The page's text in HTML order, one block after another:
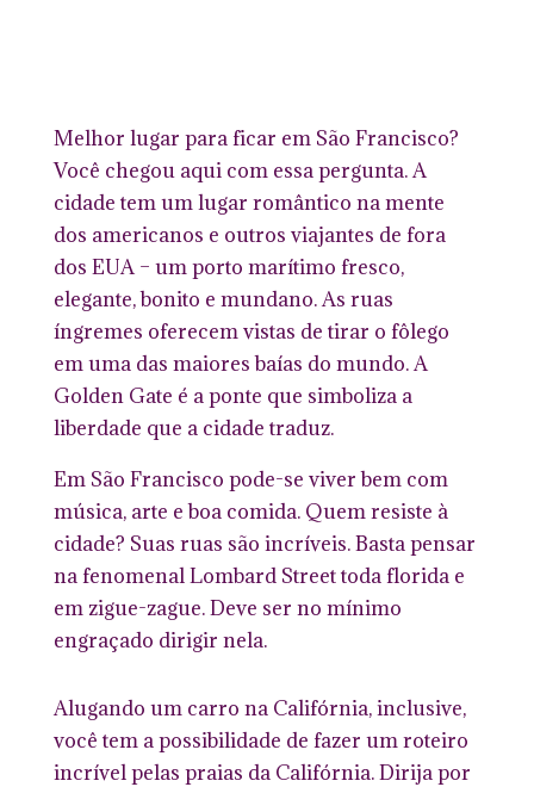
Melhor lugar para ficar em São Francisco?
Você chegou aqui com essa pergunta. A
cidade tem um lugar romântico na mente
dos americanos e outros viajantes de fora
dos EUA – um porto marítimo fresco,
elegante, bonito e mundano. As ruas
íngremes oferecem vistas de tirar o fôlego
em uma das maiores baías do mundo. A
Golden Gate é a ponte que simboliza a
liberdade que a cidade traduz.
Em São Francisco pode-se viver bem com
música, arte e boa comida. Quem resiste à
cidade? Suas ruas são incríveis. Basta pensar
na fenomenal Lombard Street toda florida e
em zigue-zague. Deve ser no mínimo
engraçado dirigir nela.
Alugando um carro na Califórnia, inclusive,
você tem a possibilidade de fazer um roteiro
incrível pelas praias da Califórnia. Dirija por